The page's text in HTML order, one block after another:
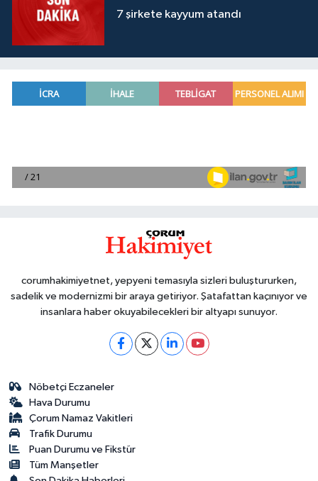
7 şirkete kayyum atandı
corumhakimiyetnet, yepyeni temasıyla sizleri buluştururken,
sadelik ve modernizmi bir araya getiriyor. Şatafattan kaçınıyor ve
insanlara haber okuyabilecekleri bir altyapı sunuyor.
Nöbetçi Eczaneler
Hava Durumu
Çorum Namaz Vakitleri
Trafik Durumu
Puan Durumu ve Fikstür
Tüm Manşetler